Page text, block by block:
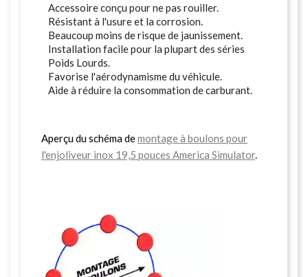
Accessoire conçu pour ne pas rouiller.
Résistant à l'usure et la corrosion.
Beaucoup moins de risque de jaunissement.
Installation facile pour la plupart des séries
Poids Lourds.
Favorise l'aérodynamisme du véhicule.
Aide à réduire la consommation de carburant.
Aperçu du schéma demontage à boulons pour
l'enjoliveur inox 19,5 pouces America Simulator.